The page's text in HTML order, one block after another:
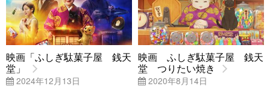
映画「ふしぎ駄菓子屋 銭天
堂」
2024年12月13日
映画 ふしぎ駄菓子屋 銭天
堂 つりたい焼き
2020年8月14日